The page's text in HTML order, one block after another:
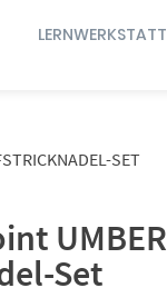
LERNWERKSTATT
SET
UMBER
Set